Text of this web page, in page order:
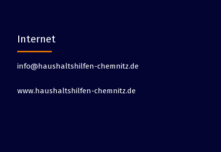
Internet
info@haushaltshilfen-chemnitz.de
www.haushaltshilfen-chemnitz.de